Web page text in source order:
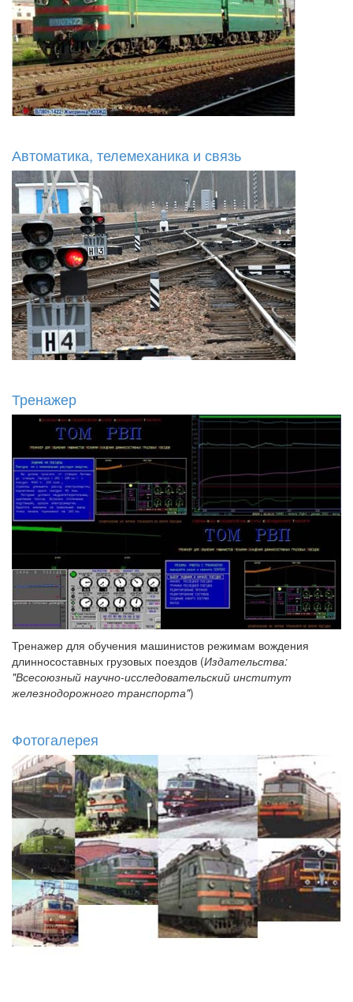
Автоматика, телемеханика и связь
Тренажер
Тренажер для обучения машинистов режимам вождения
длинносоставных грузовых поездов (Издательства:
"Всесоюзный научно-исследовательский институт
железнодорожного транспорта")
Фотогалерея